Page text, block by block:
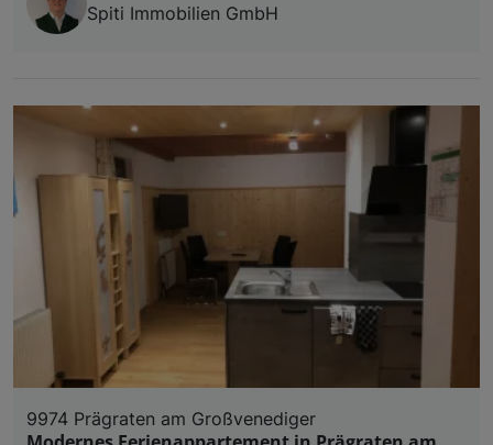
Spiti Immobilien GmbH
9974 Prägraten am Großvenediger